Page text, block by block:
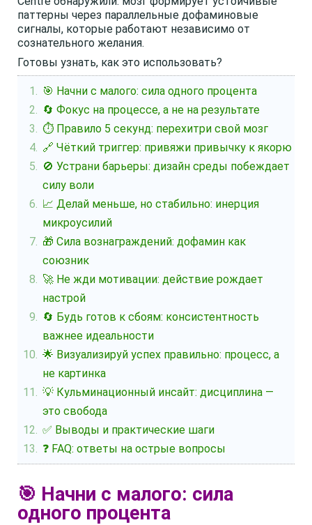
паттерны через параллельные дофаминовые
сигналы, которые работают независимо от
сознательного желания.
Готовы узнать, как это использовать?
🎯 Начни с малого: сила одного процента
🔄 Фокус на процессе, а не на результате
⏱️ Правило 5 секунд: перехитри свой мозг
🔗 Чёткий триггер: привяжи привычку к якорю
🚫 Устрани барьеры: дизайн среды побеждает
силу воли
📈 Делай меньше, но стабильно: инерция
микроусилий
🎁 Сила вознаграждений: дофамин как
союзник
🚀 Не жди мотивации: действие рождает
настрой
🔄 Будь готов к сбоям: консистентность
важнее идеальности
🌟 Визуализируй успех правильно: процесс, а
не картинка
💡 Кульминационный инсайт: дисциплина —
это свобода
✅ Выводы и практические шаги
❓ FAQ: ответы на острые вопросы
🎯 Начни с малого: сила
одного процента